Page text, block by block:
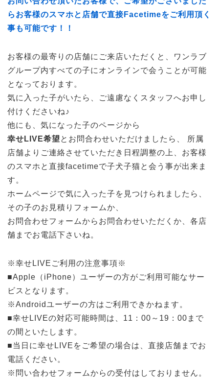
らお客様のスマホと店舗で直接Facetimeをご利用頂く
事も可能です！！
お客様の最寄りの店舗にご来店いただくと、ワンラブ
グループ内すべての子にオンラインで会うことが可能
となっております。
気に入った子がいたら、ご遠慮なくスタッフへお申し
付けくださいね♪
他にも、気になった子のページから
幸せLIVE希望とお問合わせいただけましたら、 所属
店舗よりご連絡させていただき日程調整の上、お客様
のスマホと直接facetimeで子犬子猫と会う事が出来ま
す。
ホームページで気に入った子を見つけられましたら、
その子のお見積りフォームか、
お問合わせフォームからお問合わせいただくか、各店
舗までお電話下さいね。
※幸せLIVEご利用の注意事項※
■Apple（iPhone）ユーザーの方がご利用可能なサー
ビスとなります。
※Androidユーザーの方はご利用できかねます。
■幸せLIVEの対応可能時間は、11：00～19：00まで
の間といたします。
■当日に幸せLIVEをご希望の場合は、直接店舗までお
電話ください。
※問い合わせフォームからの受付はしておりません。